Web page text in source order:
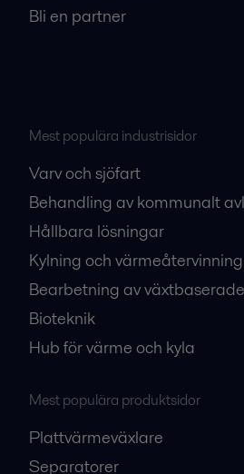
Bli en partner
Mest populära industrisidor
Varv och sjöfart
Behandling av kommunalt
Hållbara lösningar
Kylning och
Bearbetning av
Bioteknik
Hub för värme och kyla
Mest populära produktsidor
Plattvärmeväxlare
Separatorer